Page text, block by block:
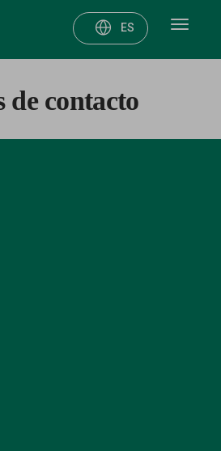
Toggle
ES
de contacto